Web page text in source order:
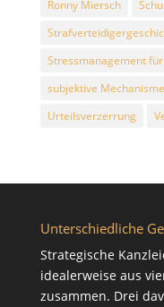
Ronny Miersch
Stressmanagement
subjektive
Urteilsverzerrung
Unterschiedliche
Strategische
idealerweise aus
zusammen. Drei